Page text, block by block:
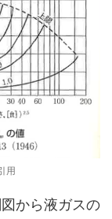
用
から液ガスの